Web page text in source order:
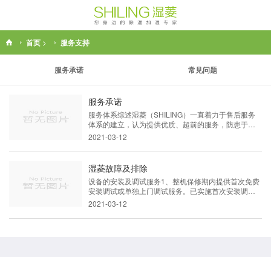
首页 > 服务支持
服务承诺 常见问题
服务承诺
服务体系综述湿菱（SHILING）一直着力于售后服务
体系的建立，认为提供优质、超前的服务，防患于未
然，是回报用户的方法。尊重用户，积极主动地为用
户解决问题；感动用户，微笑面对用户的投诉和受到
的委屈；让用户安心，随时随地维护“湿菱”品牌形象。
一、售前服务： 热情接受客户的咨询，详细介绍系列
产品的规格型号、性能特点、技术优势，并应客户要
求寄发产品样本及相关资料。 二、售中服务：&n...
2021-03-12
湿菱故障及排除
设备的安装及调试服务1、整机保修期内提供首次免费
安装调试或单独上门调试服务。已实施首次安装调试
或单独上门调试服务，用户又要求 改装或调试的，需
要收取安装或调试费；2、在整机保修期内，公司统一
安排的工程设备和说明书中未涉及的其他操作事项，
2021-03-12